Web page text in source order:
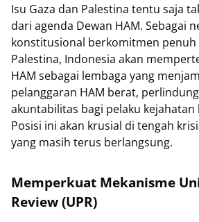
Isu Gaza dan Palestina tentu saja
dari agenda Dewan HAM. Sebagai
konstitusional berkomitmen penuh
Palestina, Indonesia akan
HAM sebagai lembaga yang
pelanggaran HAM berat,
akuntabilitas bagi pelaku kejahatan
Posisi ini akan krusial di tengah
yang masih terus berlangsung.
Memperkuat Mekanisme
Review (UPR)